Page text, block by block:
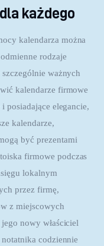
każdego
kalendarza można
rodzaje
ważnych
kalendarze firmowe
posiadające elegancie,
kalendarze,
być prezentami
firmowe podczas
lokalnym
przez firmę,
z miejscowych
nowy właściciel
codziennie